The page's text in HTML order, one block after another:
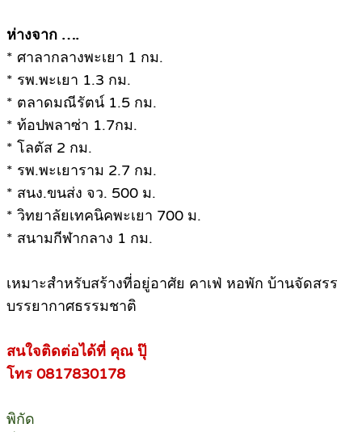
ห่างจาก ….
* ศาลากลางพะเยา 1 กม.
* รพ.พะเยา 1.3 กม.
* ตลาดมณีรัตน์ 1.5 กม.
* ท้อปพลาซ่า 1.7กม.
* โลตัส 2 กม.
* รพ.พะเยาราม 2.7 กม.
* สนง.ขนส่ง จว. 500 ม.
* วิทยาลัยเทคนิคพะเยา 700 ม.
* สนามกีฬากลาง 1 กม.
เหมาะสำหรับสร้างที่อยู่อาศัย คาเฟ่ หอพัก บ้านจัดสรร
บรรยากาศธรรมชาติ
สนใจติดต่อได้ที่ คุณ ปุ๊
โทร 0817830178
พิกัด